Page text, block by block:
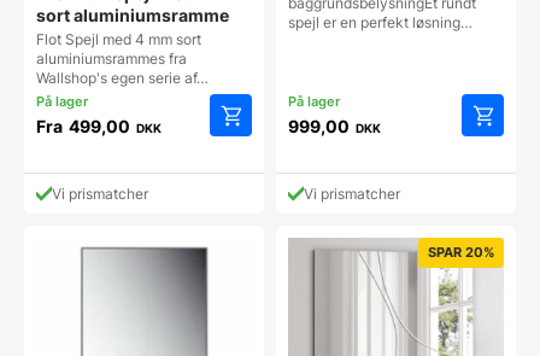
sort aluminiumsramme
Flot Spejl med 4 mm sort
aluminiumsrammes fra
Wallshop's egen serie af…
Fra 499,00 DKK
vare
varianter.
Mulighederne
Vi prismatcher
spejl er en perfekt løsning…
999,00 DKK
vare
vælges
på
Vi prismatcher
SPAR 20%